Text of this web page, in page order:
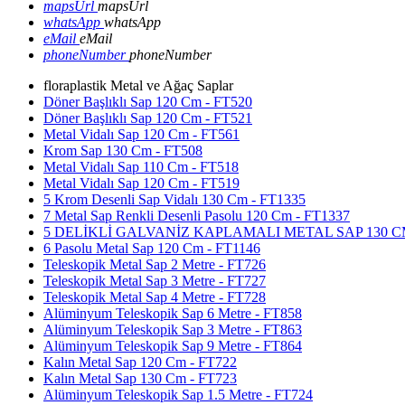
mapsUrl mapsUrl
whatsApp whatsApp
eMail eMail
phoneNumberphoneNumber
floraplastik Metal ve Ağaç Saplar
Döner Başlıklı Sap 120 Cm - FT520
Döner Başlıklı Sap 120 Cm - FT521
Metal Vidalı Sap 120 Cm - FT561
Krom Sap 130 Cm - FT508
Metal Vidalı Sap 110 Cm - FT518
Metal Vidalı Sap 120 Cm - FT519
5 Krom Desenli Sap Vidalı 130 Cm - FT1335
7 Metal Sap Renkli Desenli Pasolu 120 Cm - FT1337
5 DELİKLİ GALVANİZ KAPLAMALI METAL SAP 130
6 Pasolu Metal Sap 120 Cm - FT1146
Teleskopik Metal Sap 2 Metre - FT726
Teleskopik Metal Sap 3 Metre - FT727
Teleskopik Metal Sap 4 Metre - FT728
Alüminyum Teleskopik Sap 6 Metre - FT858
Alüminyum Teleskopik Sap 3 Metre - FT863
Alüminyum Teleskopik Sap 9 Metre - FT864
Kalın Metal Sap 120 Cm - FT722
Kalın Metal Sap 130 Cm - FT723
Alüminyum Teleskopik Sap 1.5 Metre - FT724